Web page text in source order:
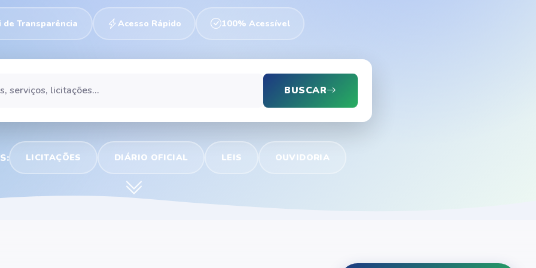
de Transparência Acesso Rápido 100% Acessível
BUSCAR
LICITAÇÕES DIÁRIO OFICIAL LEIS OUVIDORIA